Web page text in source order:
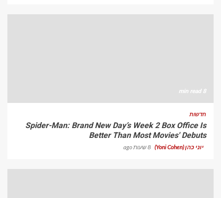
8 min read
חדשות
Spider-Man: Brand New Day’s Week 2 Box Office Is
Better Than Most Movies' Debuts
יוני כהן (Yoni Cohen) 8 שעות ago